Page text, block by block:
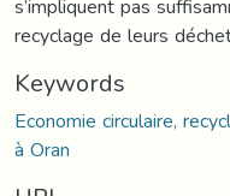
recyclage de leurs
Keywords
Economie circulaire,
à Oran